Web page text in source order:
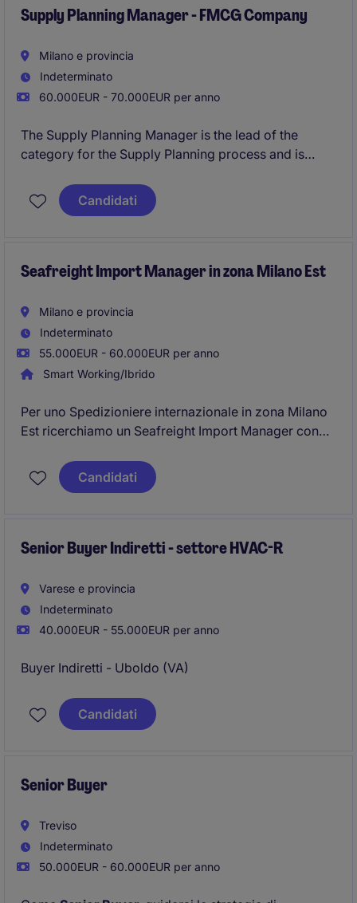
Supply Planning Manager - FMCG Company
Milano e provincia
Indeterminato
60.000EUR - 70.000EUR per anno
The Supply Planning Manager is the lead of the
category for the Supply Planning process and is
category.
Candidati
Seafreight Import Manager in zona Milano Est
Milano e provincia
Indeterminato
55.000EUR - 60.000EUR per anno
Smart Working/Ibrido
Per uno Spedizioniere internazionale in zona Milano
Est ricerchiamo un Seafreight Import Manager con
mare, sarai responsabile della gestione delle
operazioni di importazione via mare e ottima
Candidati
Senior Buyer Indiretti - settore HVAC-R
Varese e provincia
Indeterminato
40.000EUR - 55.000EUR per anno
Buyer Indiretti - Uboldo (VA)
Candidati
Senior Buyer
Treviso
Indeterminato
50.000EUR - 60.000EUR per anno